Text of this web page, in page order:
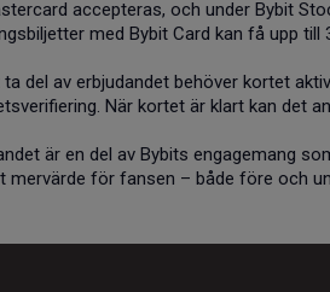
accepteras, och under Bybit
med Bybit Card kan få upp till
del av erbjudandet behöver kortet
När kortet är klart kan det
är en del av Bybits engagemang
mervärde för fansen – både före och